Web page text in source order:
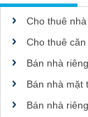
Cho thuê
Cho thuê
Bán nhà
Bán nhà mặt
Bán nhà